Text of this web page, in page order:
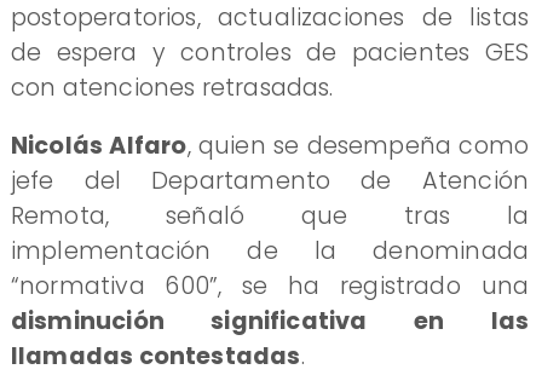
postoperatorios, actualizaciones de listas
de espera y controles de pacientes GES
con atenciones retrasadas.
Nicolás Alfaro, quien se desempeña como
jefe del Departamento de Atención
Remota, señaló que tras la
implementación de la denominada
“normativa 600”, se ha registrado una
disminución significativa en las
llamadas contestadas.